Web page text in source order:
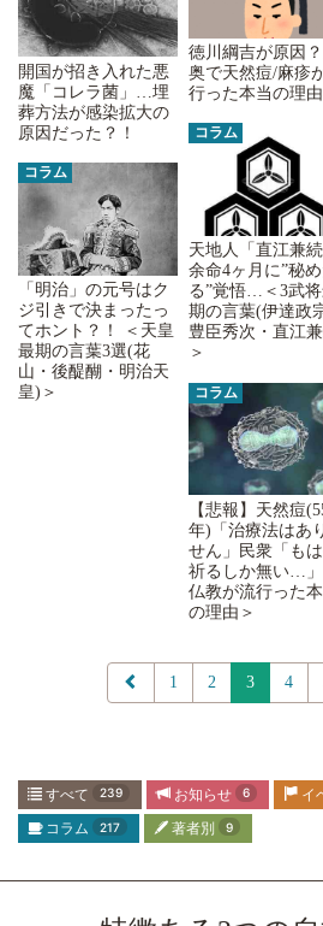
徳川綱吉が原因
奥で天然痘/麻疹
行った本当の理由
開国が招き入れた悪
魔「コレラ菌」…埋
葬方法が感染拡大の
原因だった？！
コラム
天地人「直江兼続
余命4ヶ月に”秘め
る”覚悟…＜3武
期の言葉(伊達政
豊臣秀次・直江
＞
コラム
「明治」の元号はク
ジ引きで決まったっ
てホント？！ ＜天皇
最期の言葉3選(花
山・後醍醐・明治天
皇)＞
コラム
【悲報】天然痘
年)「治療法はあ
せん」民衆「も
祈るしか無い…」
仏教が流行った
の理由＞
1 2 3 4
すべて 239 お知らせ 6 イ
コラム 217 著者別 9